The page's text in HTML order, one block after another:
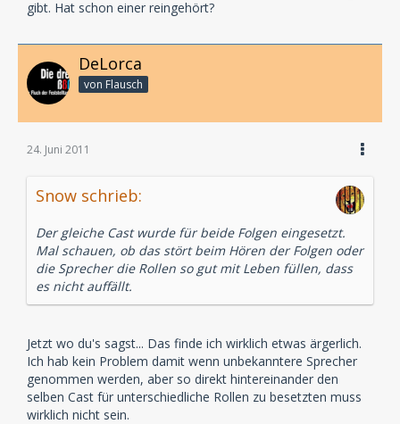
gibt. Hat schon einer reingehört?
DeLorca
von Flausch
24. Juni 2011
Snow schrieb:
Der gleiche Cast wurde für beide Folgen eingesetzt.
Mal schauen, ob das stört beim Hören der Folgen oder
die Sprecher die Rollen so gut mit Leben füllen, dass
es nicht auffällt.
Jetzt wo du's sagst... Das finde ich wirklich etwas ärgerlich.
Ich hab kein Problem damit wenn unbekanntere Sprecher
genommen werden, aber so direkt hintereinander den
selben Cast für unterschiedliche Rollen zu besetzten muss
wirklich nicht sein.